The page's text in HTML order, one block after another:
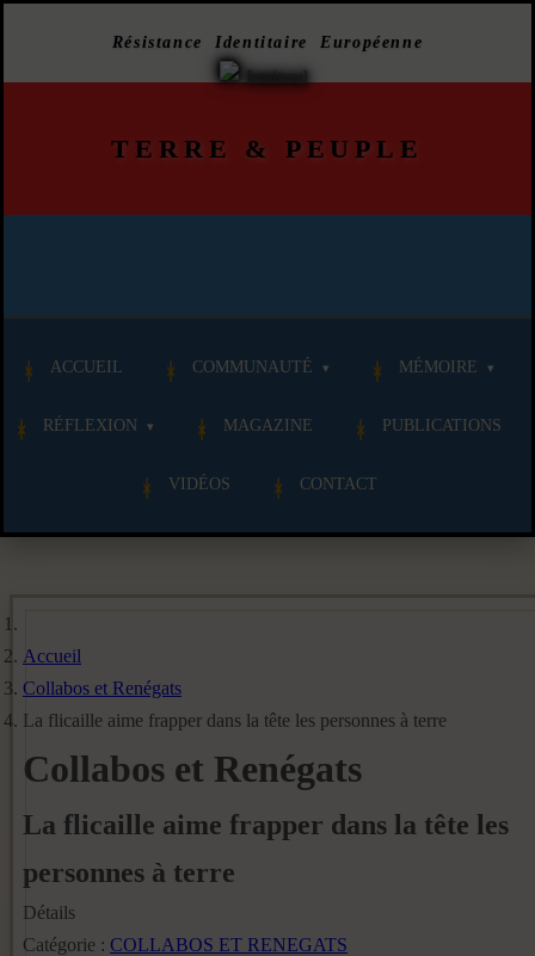
Résistance Identitaire Européenne
TERRE & PEUPLE
ACCUEIL COMMUNAUTÉ MÉMOIRE
RÉFLEXION MAGAZINE PUBLICATIONS
VIDÉOS CONTACT
Accueil
Collabos et Renégats
La flicaille aime frapper dans la tête les personnes à terre
Collabos et Renégats
La flicaille aime frapper dans la tête les
personnes à terre
Détails
Catégorie : COLLABOS ET RENEGATS